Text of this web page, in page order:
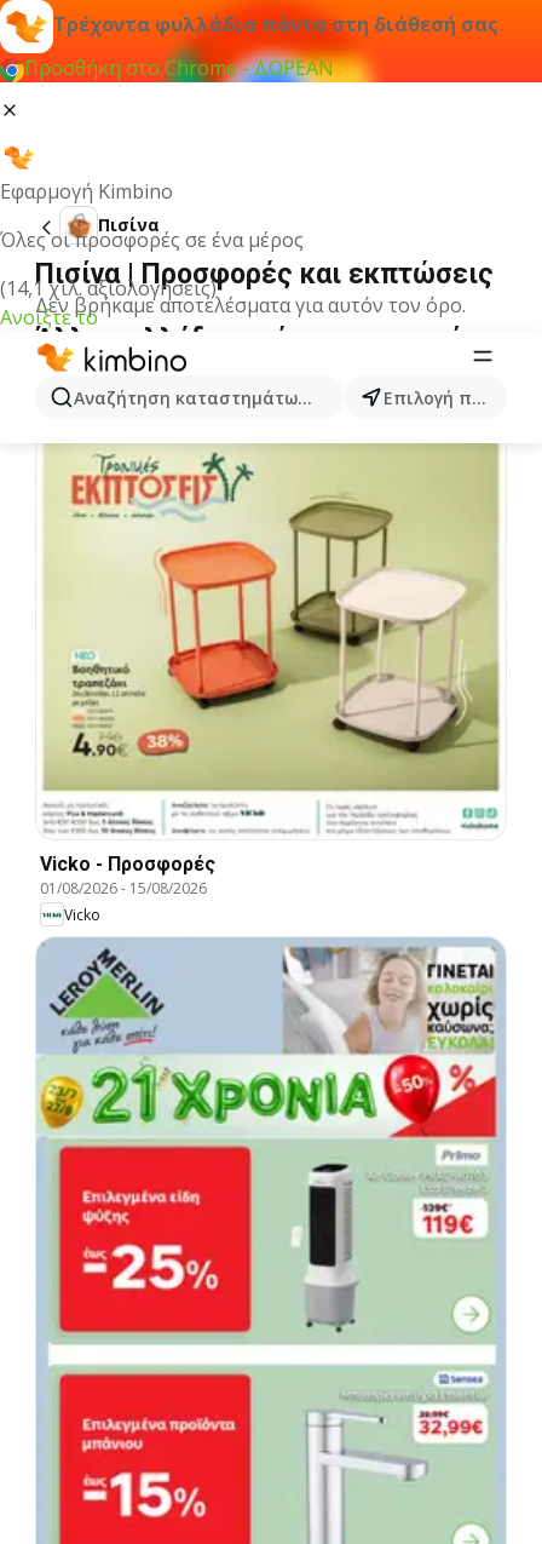
Τρέχοντα φυλλάδια πάντα στη διάθεσή σας
Προσθήκη στο Chrome - ΔΩΡΕΑΝ
Εφαρμογή Kimbino
Όλες οι προσφορές σε ένα μέρος
(14,1 χιλ. αξιολογήσεις)
Ανοίξτε το
Αναζήτηση καταστημάτων, κατηγοριών, προϊόντων...
Επιλογή πόλης
Πισίνα
Πισίνα | Προσφορές και εκπτώσεις
Δεν βρήκαμε αποτελέσματα για αυτόν τον όρο.
Άλλα φυλλάδια από την κατηγορία
Vicko - Προσφορές
01/08/2026- 15/08/2026
Vicko